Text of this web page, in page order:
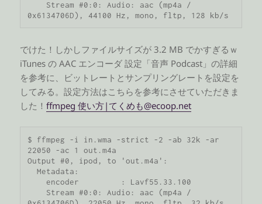
0x6134706D), 44100 Hz, mono, fltp, 128 kb/s
でけた！しかしファイルサイズが 3.2 MB でかすぎるｗ
iTunes の AAC エンコーダ 設定「音声 Podcast」の詳細
を参考に、ビットレートとサンプリングレートを設定を
してみる。設定方法はこちらを参考にさせていただきま
した！ffmpeg 使い方|てくめも@ecoop.net
$ ffmpeg -i in.wma -strict -2 -ab 32k -ar
22050 -ac 1 out.m4a
Output #0, ipod, to 'out.m4a':
  Metadata:
    encoder         : Lavf55.33.100